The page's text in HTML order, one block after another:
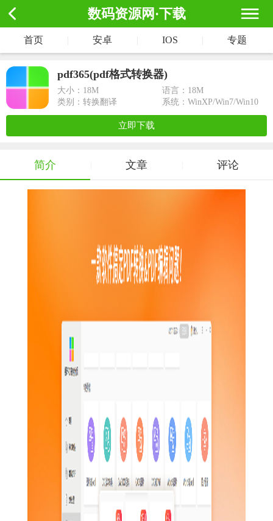
数码资源网·下载
首页 安卓 IOS 专题
pdf365(pdf格式转换器)
大小： 18M
语言：18M
类别：转换翻译
系统：WinXP/Win7/Win10
立即下载
简介 文章 评论